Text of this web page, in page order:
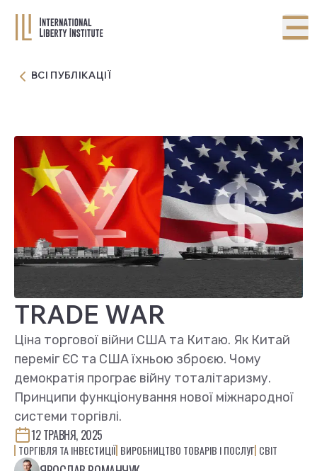
ВСІ ПУБЛІКАЦІЇ
TRADE WAR
Ціна торгової війни США та Китаю. Як Китай
переміг ЄС та США їхньою зброєю. Чому
демократія програє війну тоталітаризму.
Принципи функціонування нової міжнародної
системи торгівлі.
12 ТРАВНЯ, 2025
ТОРГІВЛЯ ТА ІНВЕСТИЦІЇ ВИРОБНИЦТВО ТОВАРІВ І ПОСЛУГ СВІТ